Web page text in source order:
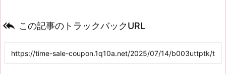
 この記事のトラックバックURL